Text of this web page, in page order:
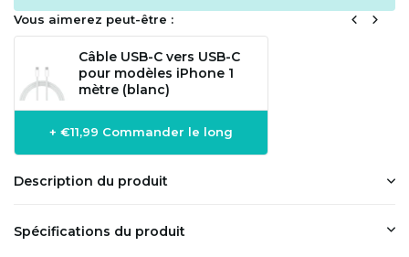
Vous aimerez peut-être :
Câble USB-C vers USB-C
pour modèles iPhone 1
mètre (blanc)
+ €11,99 Commander le long
Description du produit
Spécifications du produit